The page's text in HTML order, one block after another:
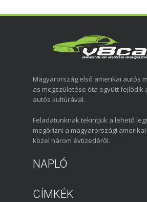
Magyarország első amerikai autós
as megszületése óta együtt fejlődik
autós kultúrával.
Feladatunknak tekintjük a lehető
megőrizni a magyarországi
közel három évtizedéről.
NAPLÓ
CÍMKÉK